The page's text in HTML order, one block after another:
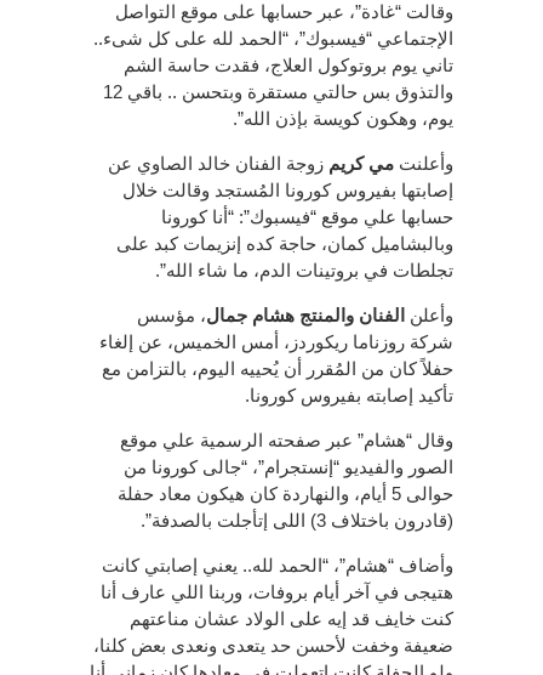
وقالت “غادة”، عبر حسابها على موقع التواصل
الإجتماعي “فيسبوك”، “الحمد لله على كل شىء..
تاني يوم بروتوكول العلاج، فقدت حاسة الشم
والتذوق بس حالتي مستقرة وبتحسن .. باقي 12
يوم، وهكون كويسة بإذن الله”.
وأعلنت مي كريم زوجة الفنان خالد الصاوي عن
إصابتها بفيروس كورونا المُستجد وقالت خلال
حسابها علي موقع “فيسبوك”: “أنا كورونا
وبالبشاميل كمان، حاجة كده إنزيمات كبد على
تجلطات في بروتينات الدم، ما شاء الله”.
وأعلن الفنان والمنتج هشام جمال، مؤسس
شركة روزناما ريكوردز، أمس الخميس، عن إلغاء
حفلاً كان من المُقرر أن يُحييه اليوم، بالتزامن مع
تأكيد إصابته بفيروس كورونا.
وقال “هشام” عبر صفحته الرسمية علي موقع
الصور والفيديو “إنستجرام”، “جالى كورونا من
حوالى 5 أيام، والنهاردة كان هيكون معاد حفلة
(قادرون باختلاف 3) اللى إتأجلت بالصدفة”.
وأضاف “هشام”، “الحمد لله.. يعني إصابتي كانت
هتيجى في آخر أيام بروفات، وربنا اللي عارف أنا
كنت خايف قد إيه على الولاد عشان مناعتهم
ضعيفة وخفت لأحسن حد يتعدى ونعدى بعض كلنا،